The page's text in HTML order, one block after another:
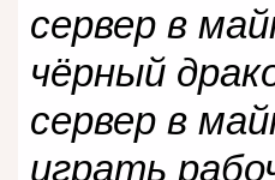
сервер в
чёрный
сервер в
играть